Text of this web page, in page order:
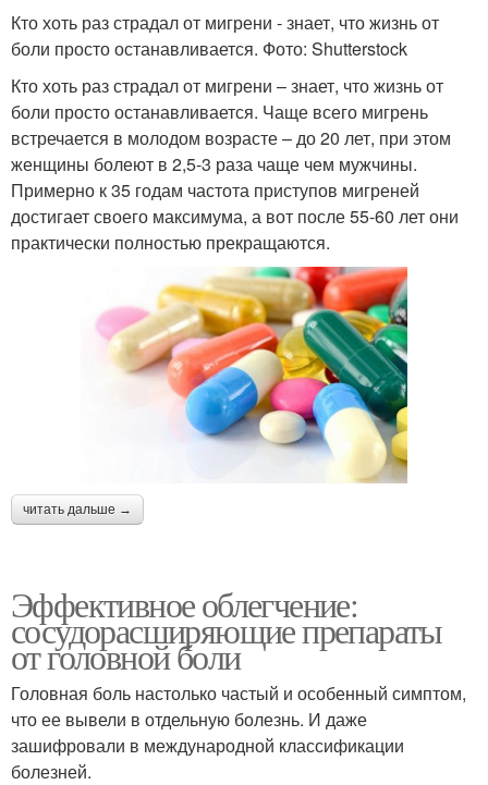
Кто хоть раз страдал от мигрени - знает, что жизнь от
боли просто останавливается. Фото: Shutterstock
Кто хоть раз страдал от мигрени – знает, что жизнь от
боли просто останавливается. Чаще всего мигрень
встречается в молодом возрасте – до 20 лет, при этом
женщины болеют в 2,5-3 раза чаще чем мужчины.
Примерно к 35 годам частота приступов мигреней
достигает своего максимума, а вот после 55-60 лет они
практически полностью прекращаются.
читать дальше →
Эффективное облегчение:
сосудорасширяющие препараты
от головной боли
Головная боль настолько частый и особенный симптом,
что ее вывели в отдельную болезнь. И даже
зашифровали в международной классификации
болезней.